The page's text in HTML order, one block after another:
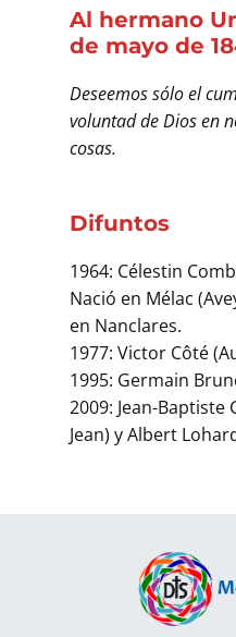
Al hermano
de mayo de
Deseemos sólo el
voluntad de Dios en
cosas.
Difuntos
1964: Célestin
Nació en Mélac
en Nanclares.
1977: Victor Côté
1995: Germain
2009: Jean-
Jean) y Albert